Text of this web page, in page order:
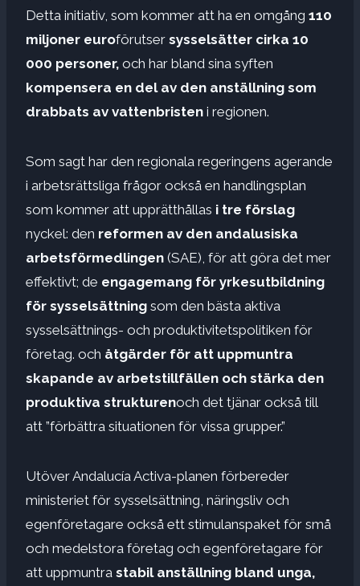
Detta initiativ, som kommer att ha en omgång 110
miljoner euroförutser sysselsätter cirka 10
000 personer, och har bland sina syften
kompensera en del av den anställning som
drabbats av vattenbristen i regionen.
Som sagt har den regionala regeringens agerande
i arbetsrättsliga frågor också en handlingsplan
som kommer att upprätthållas i tre förslag
nyckel: den reformen av den andalusiska
arbetsförmedlingen (SAE), för att göra det mer
effektivt; de engagemang för yrkesutbildning
för sysselsättning som den bästa aktiva
sysselsättnings- och produktivitetspolitiken för
företag. och åtgärder för att uppmuntra
skapande av arbetstillfällen och stärka den
produktiva strukturenoch det tjänar också till
att ”förbättra situationen för vissa grupper.”
Utöver Andalucía Activa-planen förbereder
ministeriet för sysselsättning, näringsliv och
egenföretagare också ett stimulanspaket för små
och medelstora företag och egenföretagare för
att uppmuntra stabil anställning bland unga,